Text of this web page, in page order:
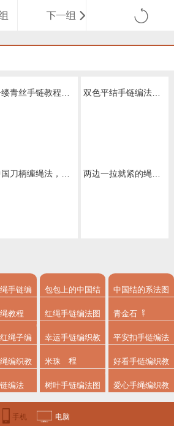
手链编
法
包包上的中国结
系法图解
中国结的系法图
解
教程 红绳手链编法图
解
青金石
绳子编
法
幸运手链编织教
程
平安扣手链编法
编织教
程
米珠 好看手链编织教
程图解
编法 树叶手链编法图 爱心手绳编织教
手机 电脑